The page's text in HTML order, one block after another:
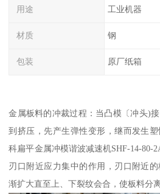
用途 工业机器
材质 钢
包装 原厂纸箱
金属板料的冲裁过程：当凸模〔冲头)
到挤压，先产生弹性变形，继而发生
科扁平金属冲模谐波减速机SHF-14-80-
刃口附近应力集中的作用，刃口附近
渐扩大直至上、下裂纹会合，使板料分离